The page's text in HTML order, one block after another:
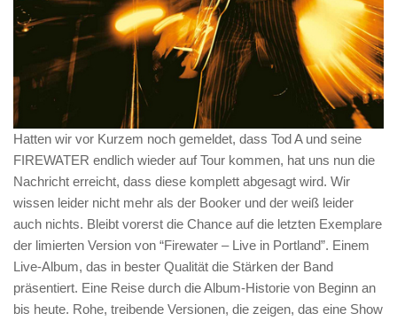
Hatten wir vor Kurzem noch gemeldet, dass Tod A und seine
FIREWATER endlich wieder auf Tour kommen, hat uns nun die
Nachricht erreicht, dass diese komplett abgesagt wird. Wir
wissen leider nicht mehr als der Booker und der weiß leider
auch nichts. Bleibt vorerst die Chance auf die letzten Exemplare
der limierten Version von “Firewater – Live in Portland”. Einem
Live-Album, das in bester Qualität die Stärken der Band
präsentiert. Eine Reise durch die Album-Historie von Beginn an
bis heute. Rohe, treibende Versionen, die zeigen, das eine Show